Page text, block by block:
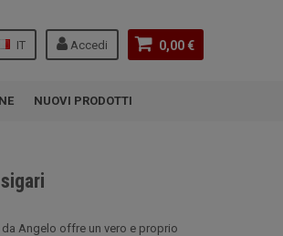
0,00 €
Accedi
IT
NUOVI PRODOTTI
Angelo offre un vero e proprio